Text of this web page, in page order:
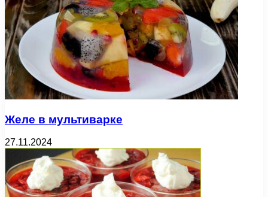
Желе в мультиварке
27.11.2024